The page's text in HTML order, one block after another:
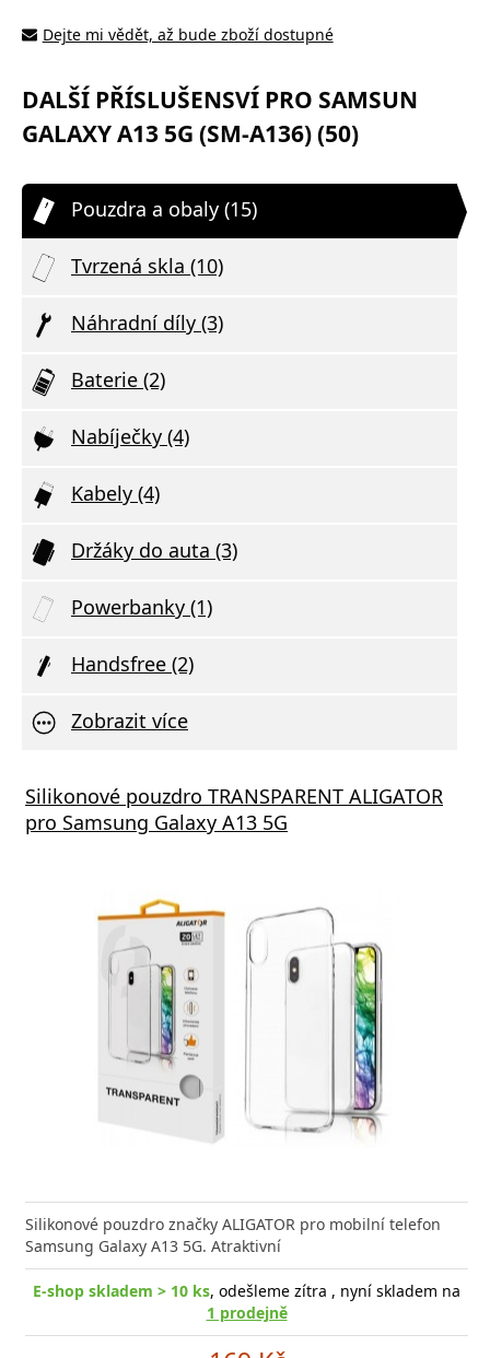
Dejte mi vědět, až bude zboží dostupné
DALŠÍ PŘÍSLUŠENSVÍ PRO SAMSUN
GALAXY A13 5G (SM-A136) (50)
Pouzdra a obaly (15)
Tvrzená skla (10)
Náhradní díly (3)
Baterie (2)
Nabíječky (4)
Kabely (4)
Držáky do auta (3)
Powerbanky (1)
Handsfree (2)
Zobrazit více
Silikonové pouzdro TRANSPARENT ALIGATOR
pro Samsung Galaxy A13 5G
Silikonové pouzdro značky ALIGATOR pro mobilní telefon
Samsung Galaxy A13 5G. Atraktivní
E-shop skladem > 10 ks, odešleme zítra , nyní skladem na
1 prodejně